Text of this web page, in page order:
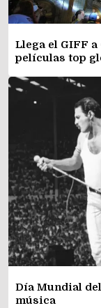
Llega el GIFF
películas top
Día Mundial
música